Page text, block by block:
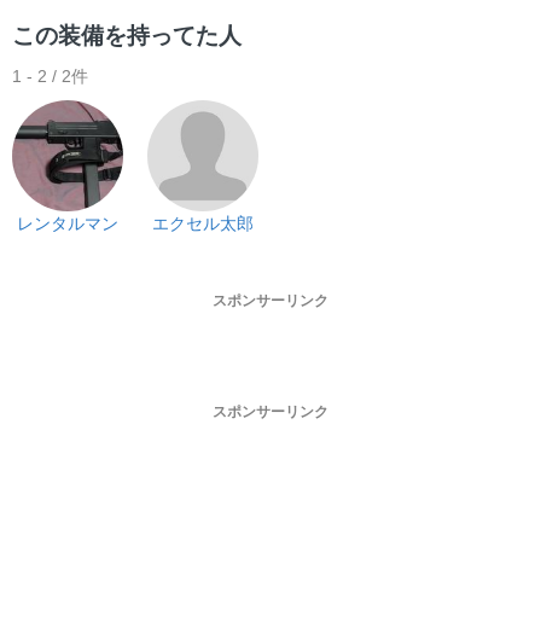
この装備を持ってた人
1 - 2 / 2件
レンタルマン エクセル太郎
スポンサーリンク
スポンサーリンク